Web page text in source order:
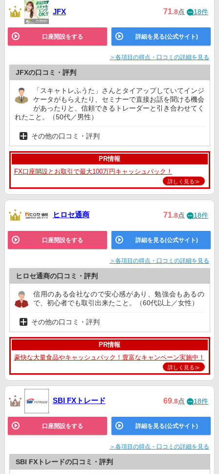
LINE FX ー
外為オンライン 15位 ー ー
16位 ー ー
JFX 71.8点 18件
口座開設をする 詳細を見る(公式サイト)
＞各項目の得点・口コミの詳細を見る
JFXの口コミ・評判
「スキャトレふうた」さんとタイアップしていてインジ
ケータがもらえたり、セミナーで直接お話を聞ける機会
があったりと、信頼できるトレーダーと引き合わせてく
れたこと。（50代／男性）
その他の口コミ・評判
PR情報
FX口座開設とお取引で最大100万円キャッシュバック！
詳しく見る≫
ヒロセ通商 71.8点 18件
口座開設をする 詳細を見る(公式サイト)
＞各項目の得点・口コミの詳細を見る
ヒロセ通商の口コミ・評判
信用のある会社なので安心感があり、勉強会もあるの
で、初心者でも取引出来たこと。（60代以上／女性）
その他の口コミ・評判
PR情報
豪快な大量食品やキャッシュバック！豊富なキャンペーン実施中！
詳しく見る≫
SBI FXトレード 69.8点 18件
口座開設をする 詳細を見る(公式サイト)
＞各項目の得点・口コミの詳細を見る
SBI FXトレードの口コミ・評判